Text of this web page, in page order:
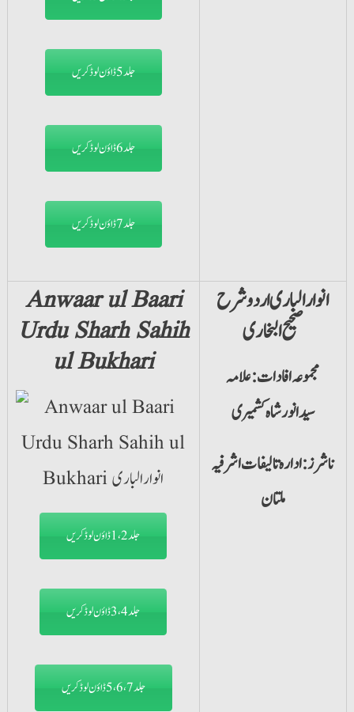
جلد5 ڈاؤن لوڈ کریں
جلد6 ڈاؤن لوڈ کریں
جلد7 ڈاؤن لوڈ کریں
Anwaar ul Baari
Urdu Sharh Sahih
ul Bukhari
جلد1،2 ڈاؤن لوڈ کریں
جلد3،4 ڈاؤن لوڈ کریں
جلد5،6،7 ڈاؤن لوڈ کریں
انوار الباری اردو شرح
صحیح البخاری
مجموعہ افادات: علامہ
سیدانورشاہ کشمیری
ناشرز: ادارہ تالیفات اشرفیہ
ملتان